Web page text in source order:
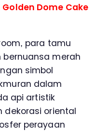
Dome Cake
para tamu
merah
simbol
dalam
api artistik
dekorasi oriental
perayaan